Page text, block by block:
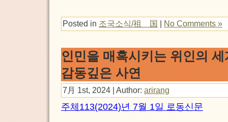
Posted in 조국소식/祖 国 | No Comments »
인민을 매혹시키는 위인의
감동깊은 사연
7月 1st, 2024 | Author: arirang
주체113(2024)년 7월 1일 로동신문